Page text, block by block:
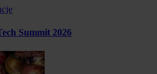
Summit 2026